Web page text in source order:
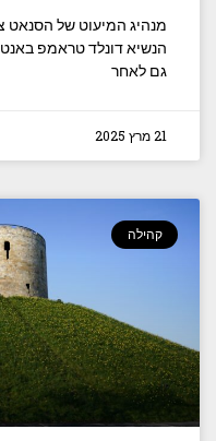
מנהיג המיעוט של
הנשיא דונלד טראמפ
גם לאחר
21 מרץ 2025
קהילה